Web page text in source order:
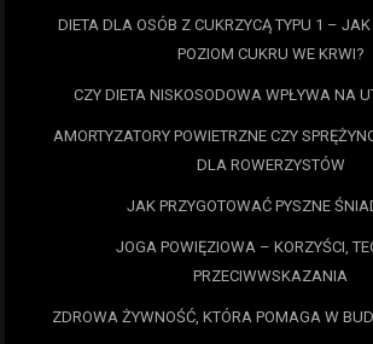
DIETA DLA OSÓB Z CUKRZYCĄ TYPU 1 –
POZIOM CUKRU WE KRWI?
CZY DIETA NISKOSODOWA WPŁYWA NA
AMORTYZATORY POWIETRZNE CZY
DLA ROWERZYSTÓW
JAK PRZYGOTOWAĆ PYSZNE
JOGA POWIĘZIOWA – KORZYŚCI,
PRZECIWWSKAZANIA
ZDROWA ŻYWNOŚĆ, KTÓRA POMAGA W